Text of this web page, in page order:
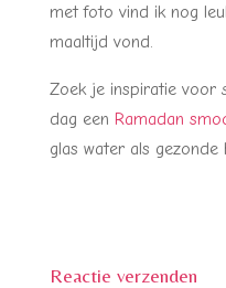
met foto vind ik nog
maaltijd vond.
Zoek je inspiratie voor
dag een Ramadan
glas water als
Reactie verzenden